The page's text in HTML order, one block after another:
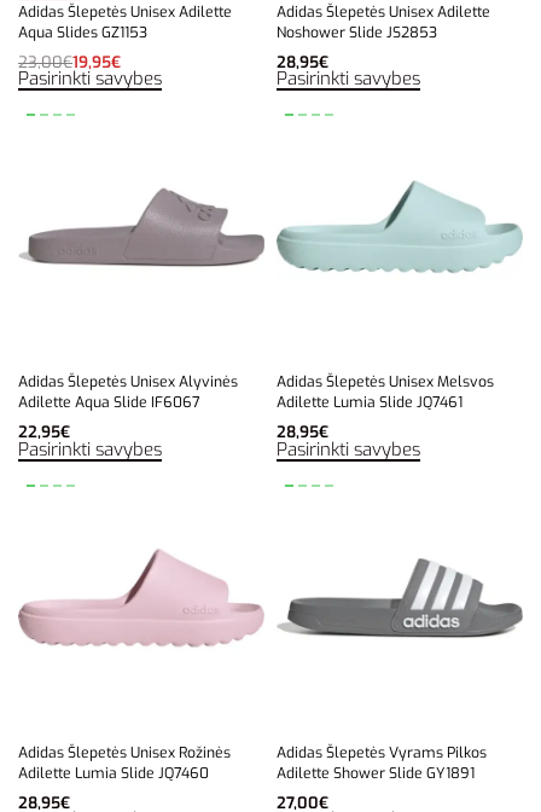
Adidas Šlepetės Unisex Adilette
Aqua Slides GZ1153
23,00€19,95€
Pasirinkti savybes
Adidas Šlepetės Unisex Adilette
Noshower Slide JS2853
28,95€
Pasirinkti savybes
Adidas Šlepetės Unisex Alyvinės
Adilette Aqua Slide IF6067
22,95€
Pasirinkti savybes
Adidas Šlepetės Unisex Melsvos
Adilette Lumia Slide JQ7461
28,95€
Pasirinkti savybes
Adidas Šlepetės Unisex Rožinės
Adilette Lumia Slide JQ7460
28,95€
Adidas Šlepetės Vyrams Pilkos
Adilette Shower Slide GY1891
27,00€